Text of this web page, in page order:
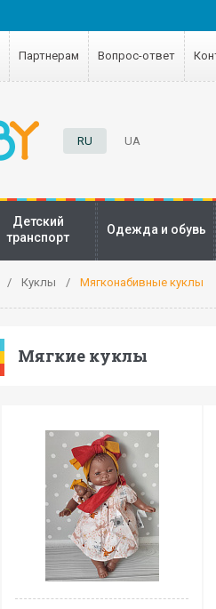
Партнерам Вопрос-ответ
RU UA
Детский
транспорт
Одежда и обувь
Куклы Мягконабивные куклы
Мягкие куклы